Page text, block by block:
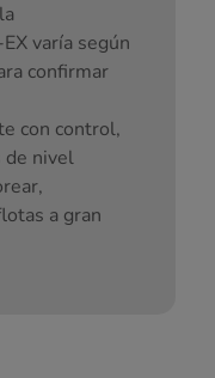
varía según
confirmar
con control,
de nivel
a gran